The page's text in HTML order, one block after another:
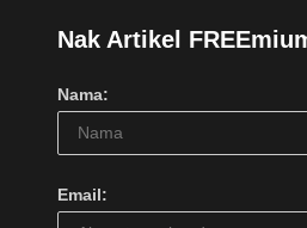
Nak Artikel
Nama:
Email: